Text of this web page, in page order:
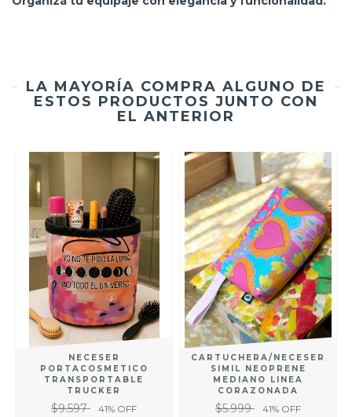
LA MAYORÍA COMPRA ALGUNO DE
ESTOS PRODUCTOS JUNTO CON
EL ANTERIOR
NECESER
PORTACOSMETICO
TRANSPORTABLE
TRUCKER
$9.597 41% OFF
CARTUCHERA/NECESER
SIMIL NEOPRENE
MEDIANO LINEA
CORAZONADA
$5.999 41% OFF